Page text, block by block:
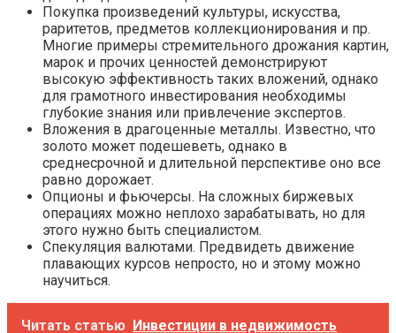
Покупка произведений культуры, искусства,
раритетов, предметов коллекционирования и пр.
Многие примеры стремительного дрожания картин,
марок и прочих ценностей демонстрируют
высокую эффективность таких вложений, однако
для грамотного инвестирования необходимы
глубокие знания или привлечение экспертов.
Вложения в драгоценные металлы. Известно, что
золото может подешеветь, однако в
среднесрочной и длительной перспективе оно все
равно дорожает.
Опционы и фьючерсы. На сложных биржевых
операциях можно неплохо зарабатывать, но для
этого нужно быть специалистом.
Спекуляция валютами. Предвидеть движение
плавающих курсов непросто, но и этому можно
научиться.
Читать статью Инвестиции в недвижимость